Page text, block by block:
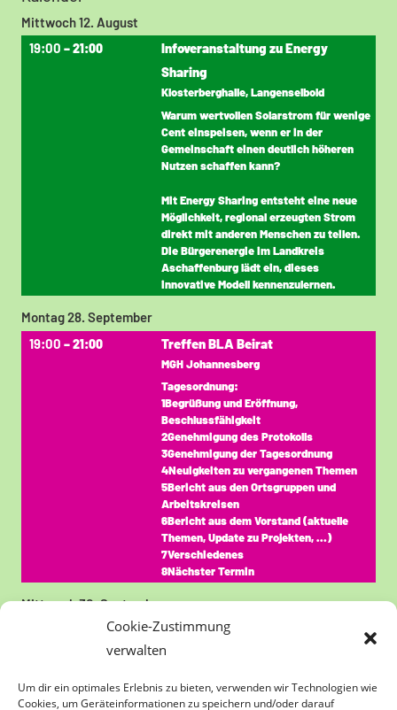
Cookie-Zustimmung
verwalten
Um dir ein optimales Erlebnis zu bieten, verwenden wir Technologien wie
Cookies, um Geräteinformationen zu speichern und/oder darauf
Mittwoch 12. August
19:00 – 21:00
Infoveranstaltung zu Energy
Sharing
Klosterberghalle, Langenselbold
Warum wertvollen Solarstrom für wenige
Cent einspeisen, wenn er in der
Gemeinschaft einen deutlich höheren
Nutzen schaffen kann?
Mit Energy Sharing entsteht eine neue
Möglichkeit, regional erzeugten Strom
direkt mit anderen Menschen zu teilen.
Die Bürgerenergie im Landkreis
Aschaffenburg lädt ein, dieses
innovative Modell kennenzulernen.
Montag 28. September
19:00 – 21:00 Treffen BLA Beirat
MGH Johannesberg
Tagesordnung:
1Begrüßung und Eröffnung,
Beschlussfähigkeit
2Genehmigung des Protokolls
3Genehmigung der Tagesordnung
4Neuigkeiten zu vergangenen Themen
5Bericht aus den Ortsgruppen und
Arbeitskreisen
6Bericht aus dem Vorstand (aktuelle
Themen, Update zu Projekten, …)
7Verschiedenes
8Nächster Termin
Mittwoch 30. September
Infoabend der
Energiegenossenschaft zu .......
Bisher ist es nur ein Platzhalter für den